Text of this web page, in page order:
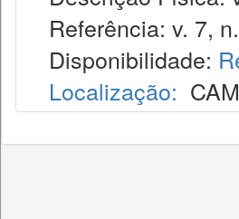
Referência: v. 7,
Disponibilidade:
Localização: CAM